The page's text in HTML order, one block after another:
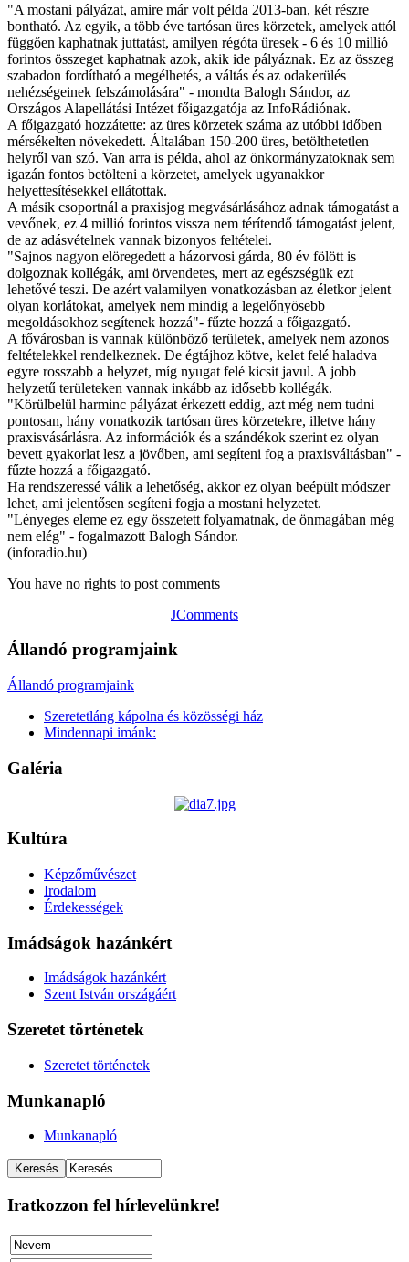
"A mostani pályázat, amire már volt példa 2013-ban, két részre
bontható. Az egyik, a több éve tartósan üres körzetek, amelyek attól
függően kaphatnak juttatást, amilyen régóta üresek - 6 és 10 millió
forintos összeget kaphatnak azok, akik ide pályáznak. Ez az összeg
szabadon fordítható a megélhetés, a váltás és az odakerülés
nehézségeinek felszámolására" - mondta Balogh Sándor, az
Országos Alapellátási Intézet főigazgatója az InfoRádiónak.
A főigazgató hozzátette: az üres körzetek száma az utóbbi időben
mérsékelten növekedett. Általában 150-200 üres, betölthetetlen
helyről van szó. Van arra is példa, ahol az önkormányzatoknak sem
igazán fontos betölteni a körzetet, amelyek ugyanakkor
helyettesítésekkel ellátottak.
A másik csoportnál a praxisjog megvásárlásához adnak támogatást a
vevőnek, ez 4 millió forintos vissza nem térítendő támogatást jelent,
de az adásvételnek vannak bizonyos feltételei.
"Sajnos nagyon elöregedett a házorvosi gárda, 80 év fölött is
dolgoznak kollégák, ami örvendetes, mert az egészségük ezt
lehetővé teszi. De azért valamilyen vonatkozásban az életkor jelent
olyan korlátokat, amelyek nem mindig a legelőnyösebb
megoldásokhoz segítenek hozzá"- fűzte hozzá a főigazgató.
A fővárosban is vannak különböző területek, amelyek nem azonos
feltételekkel rendelkeznek. De égtájhoz kötve, kelet felé haladva
egyre rosszabb a helyzet, míg nyugat felé kicsit javul. A jobb
helyzetű területeken vannak inkább az idősebb kollégák.
"Körülbelül harminc pályázat érkezett eddig, azt még nem tudni
pontosan, hány vonatkozik tartósan üres körzetekre, illetve hány
praxisvásárlásra. Az információk és a szándékok szerint ez olyan
bevett gyakorlat lesz a jövőben, ami segíteni fog a praxisváltásban" -
fűzte hozzá a főigazgató.
Ha rendszeressé válik a lehetőség, akkor ez olyan beépült módszer
lehet, ami jelentősen segíteni fogja a mostani helyzetet.
"Lényeges eleme ez egy összetett folyamatnak, de önmagában még
nem elég" - fogalmazott Balogh Sándor.
(inforadio.hu)
You have no rights to post comments
JComments
Állandó programjaink
Állandó programjaink
Szeretetláng kápolna és közösségi ház
Mindennapi imánk:
Galéria
Kultúra
Képzőművészet
Irodalom
Érdekességek
Imádságok hazánkért
Imádságok hazánkért
Szent István országáért
Szeretet történetek
Szeretet történetek
Munkanapló
Munkanapló
Iratkozzon fel hírlevelünkre!